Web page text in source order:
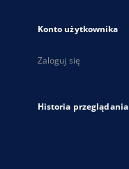
Konto użytkownika
Zaloguj się
Historia przeglądania